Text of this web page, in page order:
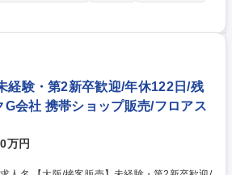
の仕事にも携わっていく可能性があります。
◆自社技術センターでの約1ヶ月間の実践的な
だきます。ビジネスマナー研修なども含めた約
を受講することで、安心して業務をスタート
後も3ヶ月間は研修センターのキャリアデザ
ーフォローを行い、4ヶ月以降は拠点がアフタ
業できます。 募集職種 【岐阜/施工
修3ヶ月!未経験からスキルを身に着ける!
経験・第2新卒歓迎/年休122日/残
会社 携帯ショップ販売/フロアス
万円